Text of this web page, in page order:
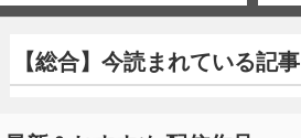
【総合】今読まれている記事